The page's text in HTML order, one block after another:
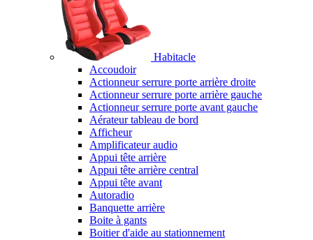
Habitacle
Accoudoir
Actionneur serrure porte arrière droite
Actionneur serrure porte arrière gauche
Actionneur serrure porte avant gauche
Aérateur tableau de bord
Afficheur
Amplificateur audio
Appui tête arrière
Appui tête arrière central
Appui tête avant
Autoradio
Banquette arrière
Boite à gants
Boitier d'aide au stationnement